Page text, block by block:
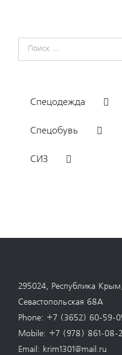
Результат
поиска:
Спецодежда
Спецобувь
СИЗ
295024, Республика
Севастопольская 68А
Phone: +7 (3652) 60-59-
Mobile: +7 (978) 861-08-
Email: krim1301@mail.ru